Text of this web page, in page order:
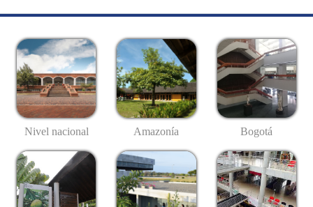
Nivel nacional Amazonía Bogotá